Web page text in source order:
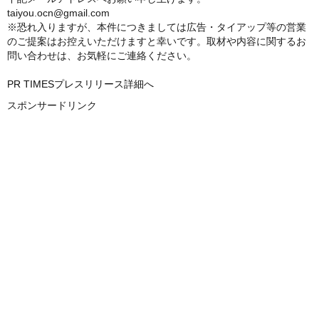
taiyou.ocn@gmail.com
※恐れ入りますが、本件につきましては広告・タイアップ等の営業
のご提案はお控えいただけますと幸いです。取材や内容に関するお
問い合わせは、お気軽にご連絡ください。
PR TIMESプレスリリース詳細へ
スポンサードリンク